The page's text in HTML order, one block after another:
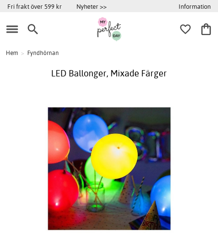
Fri frakt över 599 kr Nyheter >> Information
Hem > Fyndhörnan
LED Ballonger, Mixade Färger